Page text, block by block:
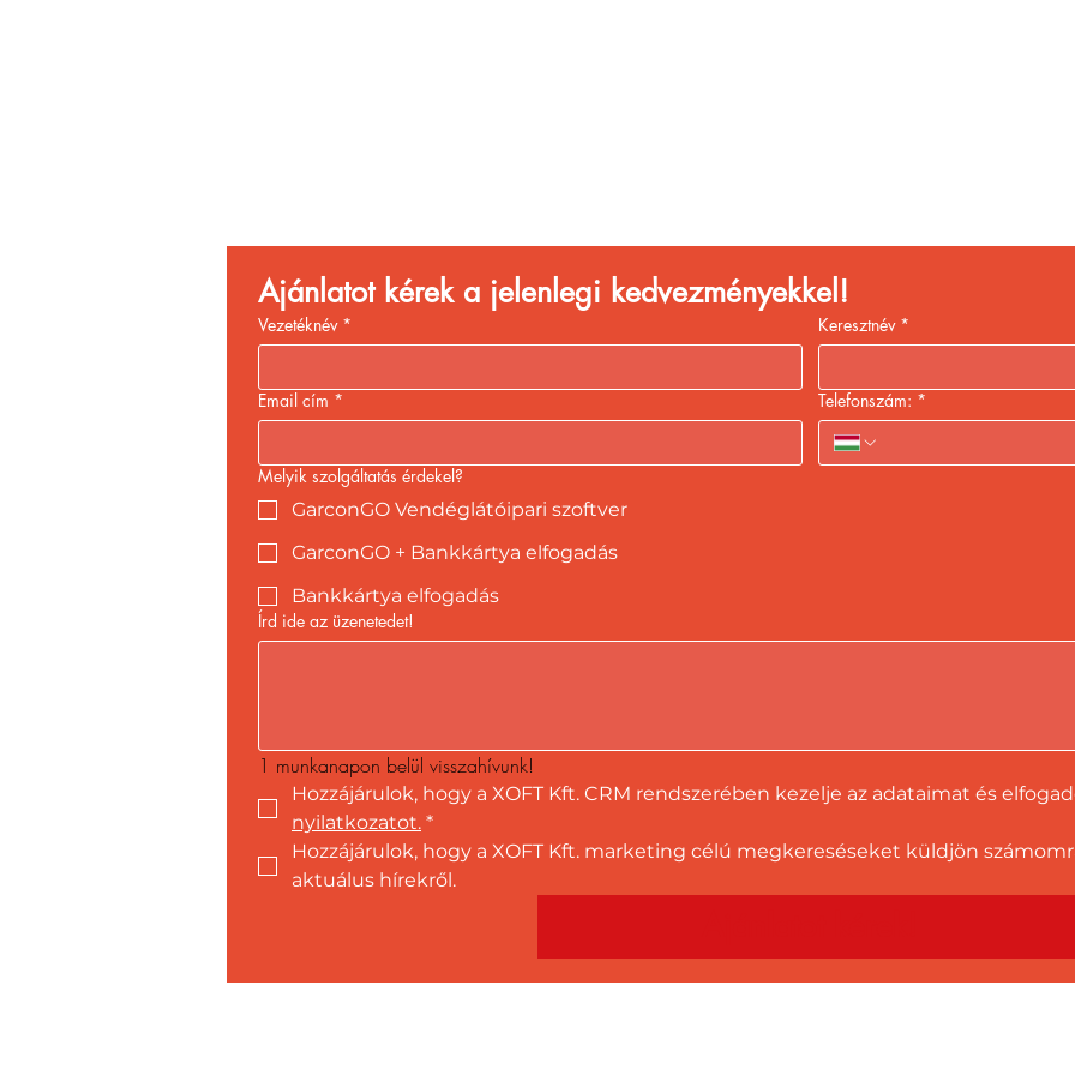
Ajánlatot kérek a jelenlegi kedvezményekkel!
Vezetéknév * Keresztnév *
Email cím * Telefonszám: *
Melyik szolgáltatás érdekel?
GarconGO Vendéglátóipari szoftver
GarconGO + Bankkártya elfogadás
Bankkártya elfogadás
Írd ide az üzenetedet!
1 munkanapon belül visszahívunk!
Hozzájárulok, hogy a XOFT Kft. CRM rendszerében kezelje az adataimat és
nyilatkozatot. *
Hozzájárulok, hogy a XOFT Kft. marketing célú megkereséseket küldjön
aktuálus hírekről.